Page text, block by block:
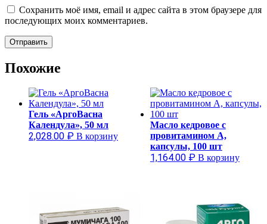
Сохранить моё имя, email и адрес сайта в этом браузере для
последующих моих комментариев.
Похожие
Гель «АргоВасна
Календула», 50 мл
2,028.00 ₽ В корзину
Масло кедровое с
провитамином А,
капсулы, 100 шт
1,164.00 ₽ В корзину